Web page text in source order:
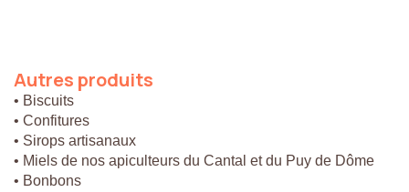
Autres produits
• Biscuits
• Confitures
• Sirops artisanaux
• Miels de nos apiculteurs du Cantal et du Puy de Dôme
• Bonbons